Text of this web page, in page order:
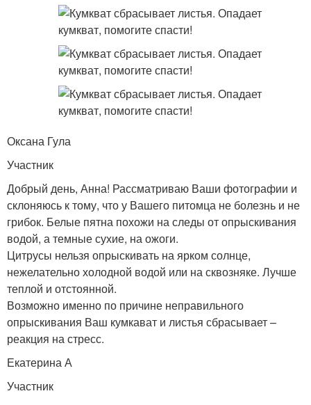
Оксана Гула
Участник
Добрый день, Анна! Рассматриваю Ваши фотографии и
склоняюсь к тому, что у Вашего питомца не болезнь и не
грибок. Белые пятна похожи на следы от опрыскивания
водой, а темные сухие, на ожоги.
Цитрусы нельзя опрыскивать на ярком солнце,
нежелательно холодной водой или на сквозняке. Лучше
теплой и отстоянной.
Возможно именно по причине неправильного
опрыскивания Ваш кумкават и листья сбрасывает –
реакция на стресс.
Екатерина А
Участник